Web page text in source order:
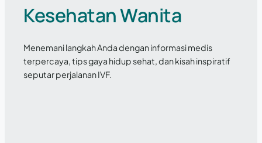
Kesehatan Wanita
Menemani langkah Anda dengan informasi medis
terpercaya, tips gaya hidup sehat, dan kisah inspiratif
seputar perjalanan IVF.